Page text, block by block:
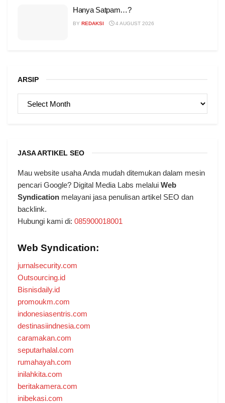
Hanya Satpam…?
BY REDAKSI 4 AUGUST 2026
ARSIP
JASA ARTIKEL SEO
Mau website usaha Anda mudah ditemukan dalam mesin
pencari Google? Digital Media Labs melalui Web
Syndication melayani jasa penulisan artikel SEO dan
backlink.
Hubungi kami di: 085900018001
Web Syndication:
jurnalsecurity.com
Outsourcing.id
Bisnisdaily.id
promoukm.com
indonesiasentris.com
destinasiindnesia.com
caramakan.com
seputarhalal.com
rumahayah.com
inilahkita.com
beritakamera.com
inibekasi.com